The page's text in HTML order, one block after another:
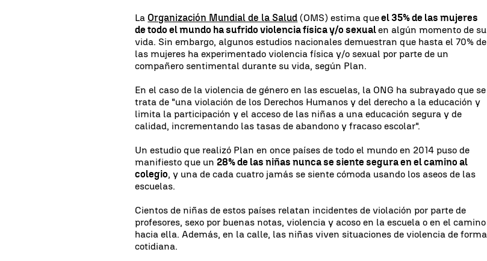
LaOrganización Mundial de la Salud (OMS) estima queel 35% de las mujeres
de todo el mundo ha sufrido violencia física y/o sexualen algún momento de su
vida. Sin embargo, algunos estudios nacionales demuestran que hasta el 70% de
las mujeres ha experimentado violencia física y/o sexual por parte de un
compañero sentimental durante su vida, según Plan.
En el caso de la violencia de género en las escuelas, la ONG ha subrayado que se
trata de "una violación de los Derechos Humanos y del derecho a la educación y
limita la participación y el acceso de las niñas a una educación segura y de
calidad, incrementando las tasas de abandono y fracaso escolar".
Un estudio que realizó Plan en once países de todo el mundo en 2014 puso de
manifiesto que un28% de las niñas nunca se siente segura en el camino al
colegio, y una de cada cuatro jamás se siente cómoda usando los aseos de las
escuelas.
Cientos de niñas de estos países relatan incidentes de violación por parte de
profesores, sexo por buenas notas, violencia y acoso en la escuela o en el camino
hacia ella. Además, en la calle, las niñas viven situaciones de violencia de forma
cotidiana.